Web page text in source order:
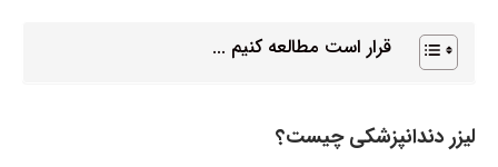
قرار است مطالعه کنیم ...
لیزر دندانپزشکی چیست؟